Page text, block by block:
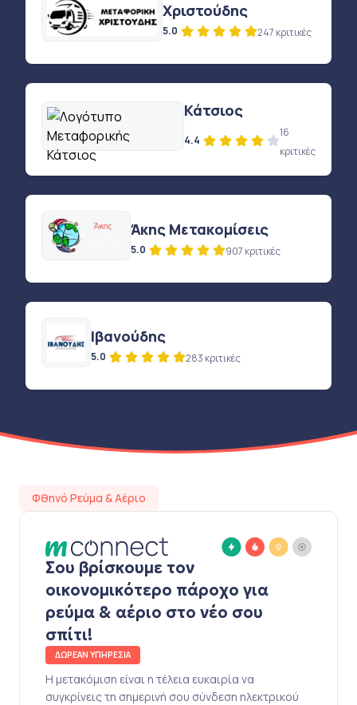
Χριστούδης
5.0 247 κριτικές
Κάτσιος
4.4
16
κριτικές
Άκης Μετακομίσεις
5.0 907 κριτικές
Ιβανούδης
5.0 283 κριτικές
Φθηνό Ρεύμα & Αέριο
Σου βρίσκουμε τον
οικονομικότερο πάροχο για
ρεύμα & αέριο στο νέο σου
σπίτι!
ΔΩΡΕΑΝ ΥΠΗΡΕΣΙΑ
Η μετακόμιση είναι η τέλεια ευκαιρία να
συγκρίνεις τη σημερινή σου σύνδεση ηλεκτρικού